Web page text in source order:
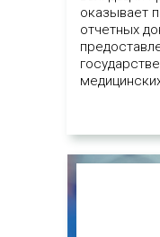
оказывает
отчетных